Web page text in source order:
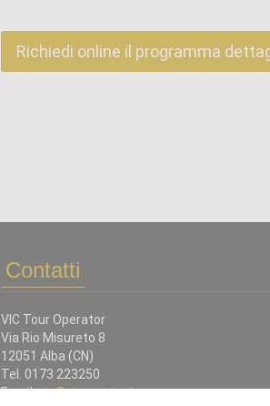
Richiedi online il programma
Contatti
VIC Tour Operator
Via Rio Misureto 8
12051 Alba (CN)
Tel. 0173 223250
Email:vic@piemontevic.com